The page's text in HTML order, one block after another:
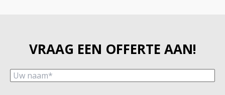
VRAAG EEN OFFERTE AAN!